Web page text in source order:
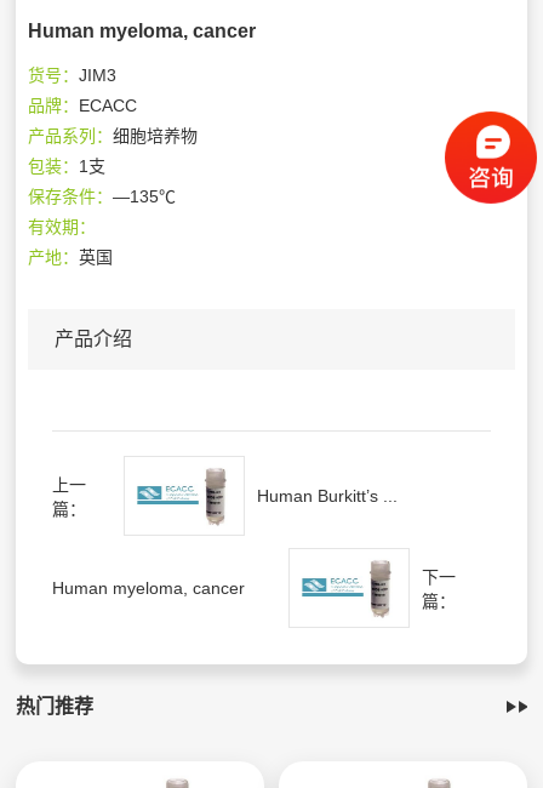
Human myeloma, cancer
货号：JIM3
品牌： ECACC
产品系列：细胞培养物
包装： 1支
保存条件：—135℃
有效期：
产地：英国
产品介绍
上一
篇：
Human Burkitt’s ...
Human myeloma, cancer
下一
篇：
热门推荐